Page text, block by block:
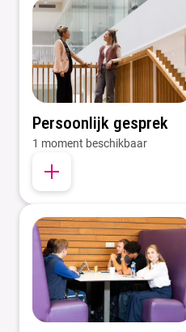
Persoonlijk gesprek
1 moment beschikbaar